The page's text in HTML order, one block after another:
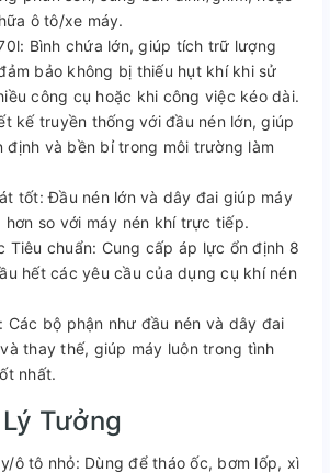
ô tô/xe máy.
Bình chứa lớn, giúp tích trữ lượng
bảo không bị thiếu hụt khí khi sử
công cụ hoặc khi công việc kéo dài.
kế truyền thống với đầu nén lớn, giúp
định và bền bỉ trong môi trường làm
tốt: Đầu nén lớn và dây đai giúp máy
hơn so với máy nén khí trực tiếp.
Tiêu chuẩn: Cung cấp áp lực ổn định 8
hết các yêu cầu của dụng cụ khí nén
Các bộ phận như đầu nén và dây đai
thay thế, giúp máy luôn trong tình
nhất.
Tưởng
ô tô nhỏ: Dùng để tháo ốc, bơm lốp, xì